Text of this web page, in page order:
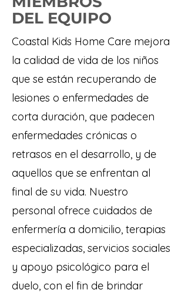
DEL EQUIPO
Coastal Kids Home Care mejora
la calidad de vida de los niños
que se están recuperando de
lesiones o enfermedades de
corta duración, que padecen
enfermedades crónicas o
retrasos en el desarrollo, y de
aquellos que se enfrentan al
final de su vida. Nuestro
personal ofrece cuidados de
enfermería a domicilio, terapias
especializadas, servicios sociales
y apoyo psicológico para el
duelo, con el fin de brindar